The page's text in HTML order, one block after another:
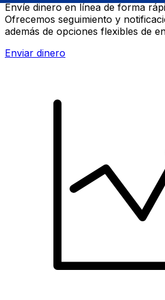
Envíe dinero en línea de forma
Ofrecemos seguimiento y
además de opciones flexibles de
Enviar dinero